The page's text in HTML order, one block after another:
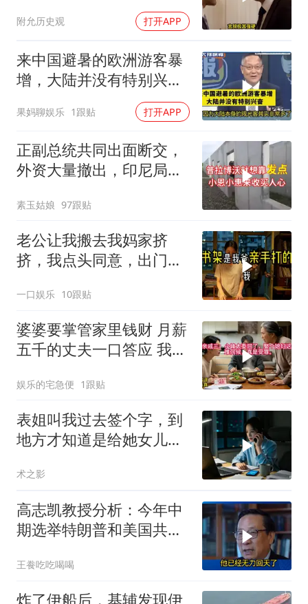
附允历史观 打开APP
来中国避暑的欧洲游客暴
增，大陆并没有特别兴
果妈聊娱乐 1跟贴 打开APP
正副总统共同出面断交，
外资大量撤出，印尼局势
素玉姑娘 97跟贴
老公让我搬去我妈家挤
挤，我点头同意，出门时
把车钥匙
一口娱乐 10跟贴
婆婆要掌管家里钱财 月薪
五千的丈夫一口答应 我拒
娱乐的宅急便 1跟贴
表姐叫我过去签个字，到
地方才知道是给她女儿婚
术之影
高志凯教授分析：今年中
期选举特朗普和美国共和
王飬吃吃喝喝
炸了伊船后，基辅发现伊